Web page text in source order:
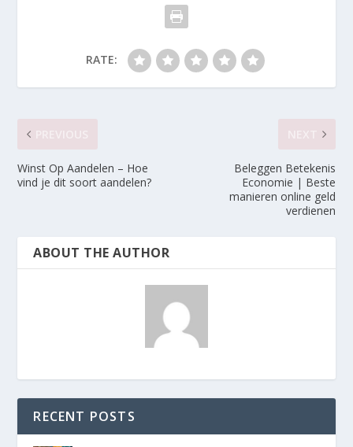
RATE:
Winst Op Aandelen – Hoe
vind je dit soort aandelen?
Beleggen Betekenis
Economie | Beste
manieren online geld
verdienen
ABOUT THE AUTHOR
RECENT POSTS